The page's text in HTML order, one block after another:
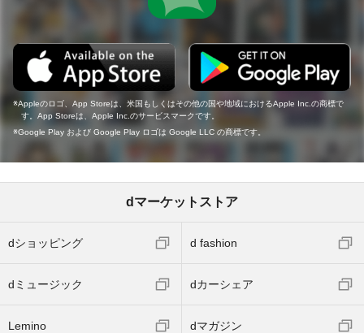
Appleのロゴ、App Storeは、米国もしくはその他の国や地域におけるApple Inc.の商標で
す。App Storeは、Apple Inc.のサービスマークです。
Google Play および Google Play ロゴは Google LLC の商標です。
dマーケットストア
dショッピング d fashion
dミュージック dカーシェア
Lemino dマガジン